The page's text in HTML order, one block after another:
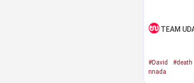
TEAM
#David #death
nnada